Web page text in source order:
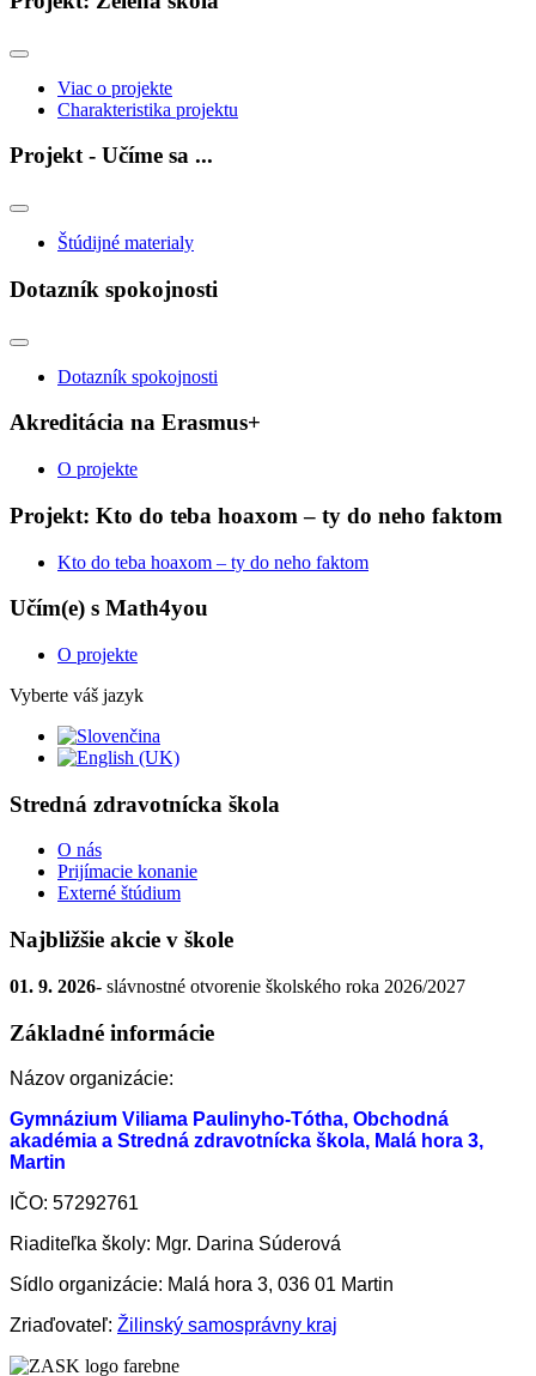
Viac o projekte
Charakteristika projektu
Projekt - Učíme sa ...
Štúdijné materialy
Dotazník spokojnosti
Dotazník spokojnosti
Akreditácia na Erasmus+
O projekte
Projekt: Kto do teba hoaxom – ty do neho faktom
Kto do teba hoaxom – ty do neho faktom
Učím(e) s Math4you
O projekte
Vyberte váš jazyk
Stredná zdravotnícka škola
O nás
Prijímacie konanie
Externé štúdium
Najbližšie akcie v škole
01. 9. 2026- slávnostné otvorenie školského roka 2026/2027
Základné informácie
Názov organizácie:
Gymnázium Viliama Paulinyho-Tótha, Obchodná
akadémia a Stredná zdravotnícka škola, Malá hora 3,
Martin
IČO: 57292761
Riaditeľka školy: Mgr. Darina Súderová
Sídlo organizácie: Malá hora 3, 036 01 Martin
Zriaďovateľ: Žilinský samosprávny kraj